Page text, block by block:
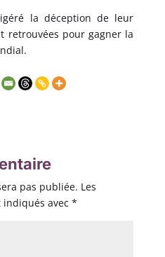
la déception de leur
retrouvées pour gagner la
pas publiée. Les
avec *